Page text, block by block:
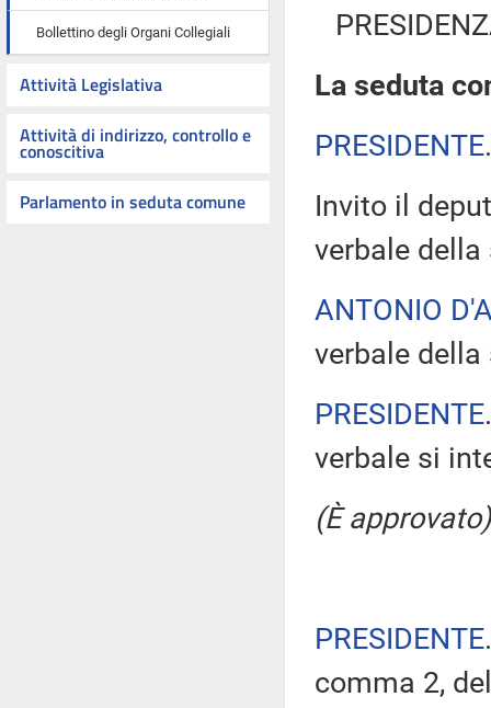
Bollettino degli Organi Collegiali
Attività Legislativa
Attività di indirizzo, controllo e
conoscitiva
Parlamento in seduta comune
La seduta
PRESIDENTE
Invito il
verbale della
ANTONIO
verbale
PRESIDENTE
verbale si
(È approvato)
PRESIDENTE
comma 2,